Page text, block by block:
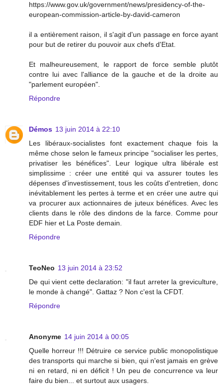
https://www.gov.uk/government/news/presidency-of-the-
european-commission-article-by-david-cameron
il a entièrement raison, il s'agit d'un passage en force ayant
pour but de retirer du pouvoir aux chefs d'Etat.
Et malheureusement, le rapport de force semble plutôt
contre lui avec l'alliance de la gauche et de la droite au
"parlement européen".
Répondre
Démos 13 juin 2014 à 22:10
Les libéraux-socialistes font exactement chaque fois la
même chose selon le fameux principe "socialiser les pertes,
privatiser les bénéfices". Leur logique ultra libérale est
simplissime : créer une entité qui va assurer toutes les
dépenses d'investissement, tous les coûts d'entretien, donc
inévitablement les pertes à terme et en créer une autre qui
va procurer aux actionnaires de juteux bénéfices. Avec les
clients dans le rôle des dindons de la farce. Comme pour
EDF hier et La Poste demain.
Répondre
TeoNeo 13 juin 2014 à 23:52
De qui vient cette declaration: "il faut arreter la greviculture,
le monde à changé". Gattaz ? Non c'est la CFDT.
Répondre
Anonyme 14 juin 2014 à 00:05
Quelle horreur !!! Détruire ce service public monopolistique
des transports qui marche si bien, qui n'est jamais en grève
ni en retard, ni en déficit ! Un peu de concurrence va leur
faire du bien... et surtout aux usagers.